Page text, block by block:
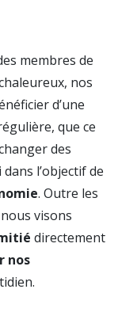
membres de
nos
d’une
que ce
des
l’objectif de
. Outre les
visons
directement
nos